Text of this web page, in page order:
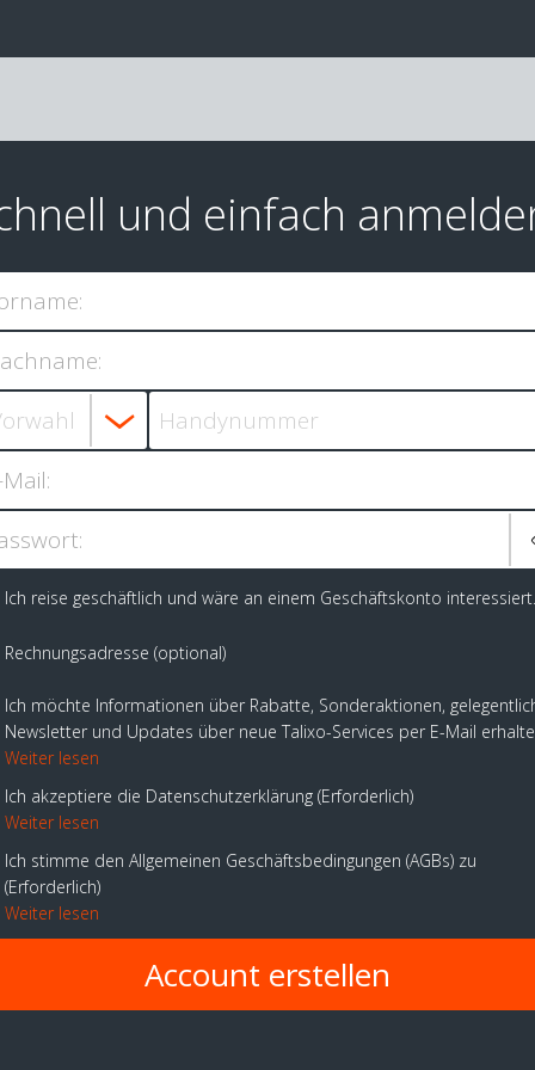
und einfach
Ich reise geschäftlich und wäre an einem Geschäftskonto interessiert.
Rechnungsadresse (optional)
Ich möchte Informationen über Rabatte, Sonderaktionen,
Newsletter und Updates über neue Talixo-Services per E-Mail
Weiter lesen
Ich akzeptiere die Datenschutzerklärung Erforderlich
Weiter lesen
Ich stimme den Allgemeinen Geschäftsbedingungen (AGBs) zu
Erforderlich
Weiter lesen